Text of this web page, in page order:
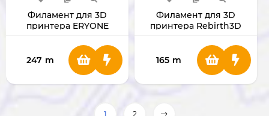
Филамент для 3D
принтера ERYONE
TRANSPARENT
(прозрачный)
247 m
Филамент для 3D
принтера Rebirth3D
165 m
1 2